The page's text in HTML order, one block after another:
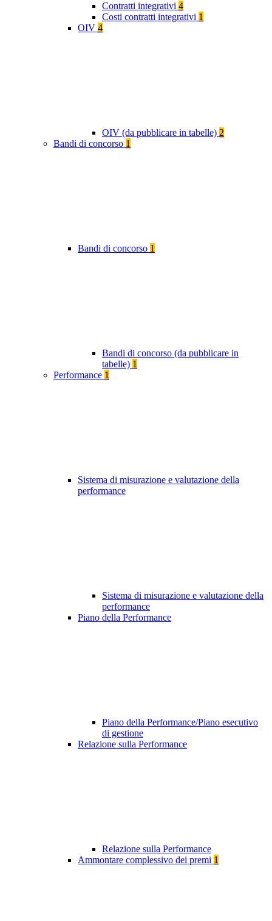
Contratti integrativi 4
Costi contratti integrativi 1
OIV 4
OIV (da pubblicare in tabelle) 2
Bandi di concorso 1
Bandi di concorso 1
Bandi di concorso (da pubblicare in
tabelle) 1
Performance 1
Sistema di misurazione e valutazione della
performance
Sistema di misurazione e valutazione della
performance
Piano della Performance
Piano della Performance/Piano esecutivo
di gestione
Relazione sulla Performance
Relazione sulla Performance
Ammontare complessivo dei premi 1